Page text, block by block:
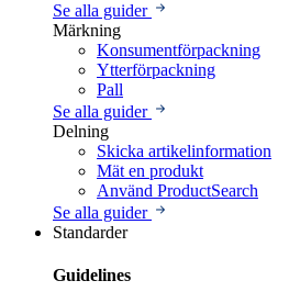
Se alla guider
Märkning
Konsumentförpackning
Ytterförpackning
Pall
Se alla guider
Delning
Skicka artikelinformation
Mät en produkt
Använd ProductSearch
Se alla guider
Standarder
Guidelines